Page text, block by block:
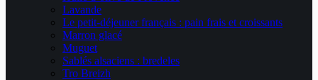
Lavande
Le petit-déjeuner français : pain frais et croissants
Marron glacé
Muguet
Sablés alsaciens : bredeles
Tro Breizh